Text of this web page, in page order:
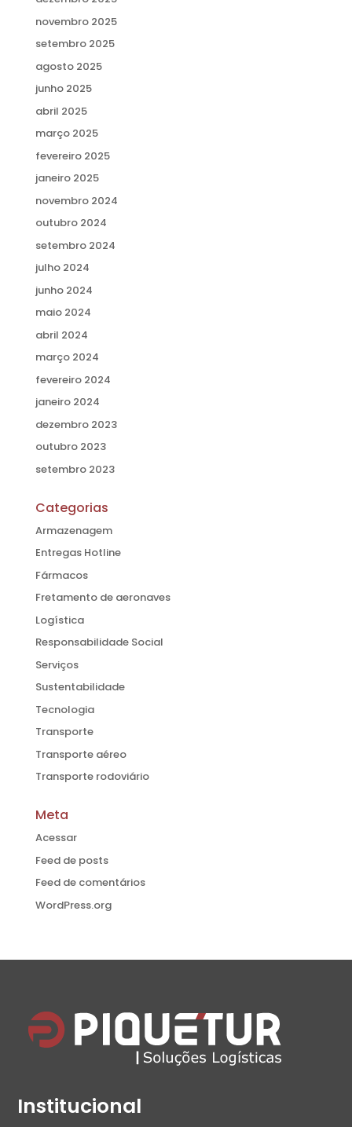
novembro 2025
setembro 2025
agosto 2025
junho 2025
abril 2025
março 2025
fevereiro 2025
janeiro 2025
novembro 2024
outubro 2024
setembro 2024
julho 2024
junho 2024
maio 2024
abril 2024
março 2024
fevereiro 2024
janeiro 2024
dezembro 2023
outubro 2023
setembro 2023
Categorias
Armazenagem
Entregas Hotline
Fármacos
Fretamento de aeronaves
Logística
Responsabilidade Social
Serviços
Sustentabilidade
Tecnologia
Transporte
Transporte aéreo
Transporte rodoviário
Meta
Acessar
Feed de posts
Feed de comentários
WordPress.org
Institucional